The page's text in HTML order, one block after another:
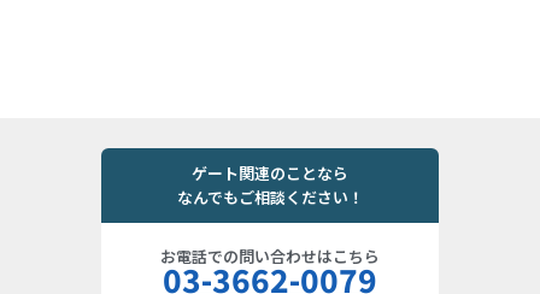
ゲート関連のことなら
なんでもご相談ください！
お電話での問い合わせはこちら
03-3662-0079